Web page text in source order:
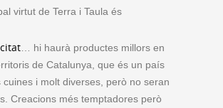
virtut de Terra i Taula és
… hi haurà productes millors en
de Catalunya, que és un país
cuines i molt diverses, però no seran
Creacions més temptadores però